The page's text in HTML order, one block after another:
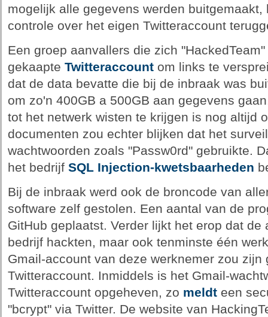
mogelijk alle gegevens werden buitgemaakt,
controle over het eigen Twitteraccount
Een groep aanvallers die zich
gekaapte Twitteraccountom links te
dat de data bevatte die bij de inbraak was
om zo'n 400GB a 500GB aan gegevens
tot het netwerk wisten te krijgen is nog altijd
documenten zou echter blijken dat het
wachtwoorden zoals "Passw0rd" gebruikte.
het bedrijf SQL Injection-kwetsbaarheden
Bij de inbraak werd ook de broncode van
software zelf gestolen. Een aantal van de
GitHub geplaatst. Verder lijkt het erop dat
bedrijf hackten, maar ook tenminste één
Gmail-account van deze werknemer zou zijn
Twitteraccount. Inmiddels is het Gmail-
Twitteraccount opgeheven, zo meldteen
"bcrypt" via Twitter. De website van